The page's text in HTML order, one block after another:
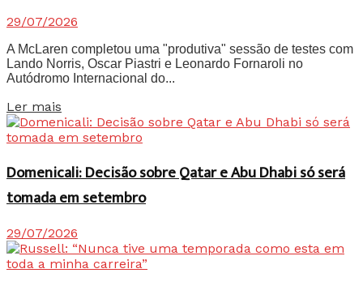
29/07/2026
A McLaren completou uma "produtiva" sessão de testes com
Lando Norris, Oscar Piastri e Leonardo Fornaroli no
Autódromo Internacional do...
Ler mais
Domenicali: Decisão sobre Qatar e Abu Dhabi só será
tomada em setembro
29/07/2026